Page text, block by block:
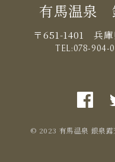
有馬温泉
〒651-1401 兵庫
TEL:078-904-
© 2023 有馬温泉 銀泉露